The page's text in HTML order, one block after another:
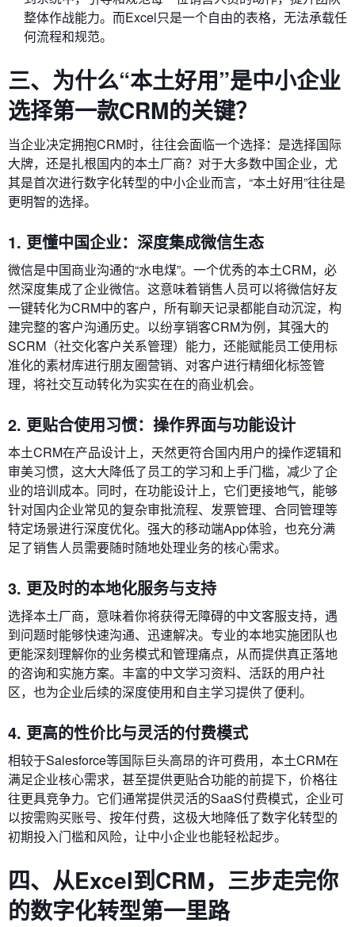
整体作战能力。而Excel只是一个自由的表格，无法承载任
何流程和规范。
三、为什么“本土好用”是中小企业
选择第一款CRM的关键？
当企业决定拥抱CRM时，往往会面临一个选择：是选择国际
大牌，还是扎根国内的本土厂商？对于大多数中国企业，尤
其是首次进行数字化转型的中小企业而言，“本土好用”往往是
更明智的选择。
1. 更懂中国企业：深度集成微信生态
微信是中国商业沟通的“水电煤”。一个优秀的本土CRM，必
然深度集成了企业微信。这意味着销售人员可以将微信好友
一键转化为CRM中的客户，所有聊天记录都能自动沉淀，构
建完整的客户沟通历史。以纷享销客CRM为例，其强大的
SCRM（社交化客户关系管理）能力，还能赋能员工使用标
准化的素材库进行朋友圈营销、对客户进行精细化标签管
理，将社交互动转化为实实在在的商业机会。
2. 更贴合使用习惯：操作界面与功能设计
本土CRM在产品设计上，天然更符合国内用户的操作逻辑和
审美习惯，这大大降低了员工的学习和上手门槛，减少了企
业的培训成本。同时，在功能设计上，它们更接地气，能够
针对国内企业常见的复杂审批流程、发票管理、合同管理等
特定场景进行深度优化。强大的移动端App体验，也充分满
足了销售人员需要随时随地处理业务的核心需求。
3. 更及时的本地化服务与支持
选择本土厂商，意味着你将获得无障碍的中文客服支持，遇
到问题时能够快速沟通、迅速解决。专业的本地实施团队也
更能深刻理解你的业务模式和管理痛点，从而提供真正落地
的咨询和实施方案。丰富的中文学习资料、活跃的用户社
区，也为企业后续的深度使用和自主学习提供了便利。
4. 更高的性价比与灵活的付费模式
相较于Salesforce等国际巨头高昂的许可费用，本土CRM在
满足企业核心需求，甚至提供更贴合功能的前提下，价格往
往更具竞争力。它们通常提供灵活的SaaS付费模式，企业可
以按需购买账号、按年付费，这极大地降低了数字化转型的
初期投入门槛和风险，让中小企业也能轻松起步。
四、从Excel到CRM，三步走完你
的数字化转型第一里路